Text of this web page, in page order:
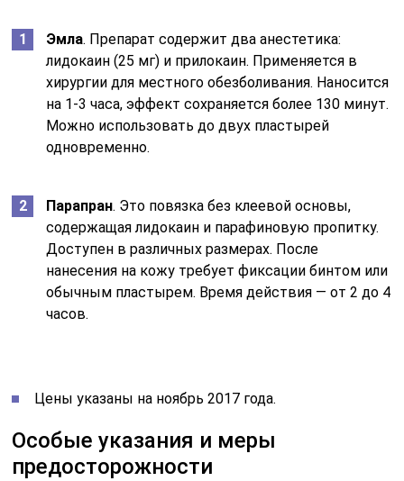
Эмла. Препарат содержит два анестетика:
лидокаин (25 мг) и прилокаин. Применяется в
хирургии для местного обезболивания. Наносится
на 1-3 часа, эффект сохраняется более 130 минут.
Можно использовать до двух пластырей
одновременно.
Парапран. Это повязка без клеевой основы,
содержащая лидокаин и парафиновую пропитку.
Доступен в различных размерах. После
нанесения на кожу требует фиксации бинтом или
обычным пластырем. Время действия — от 2 до 4
часов.
Цены указаны на ноябрь 2017 года.
Особые указания и меры
предосторожности